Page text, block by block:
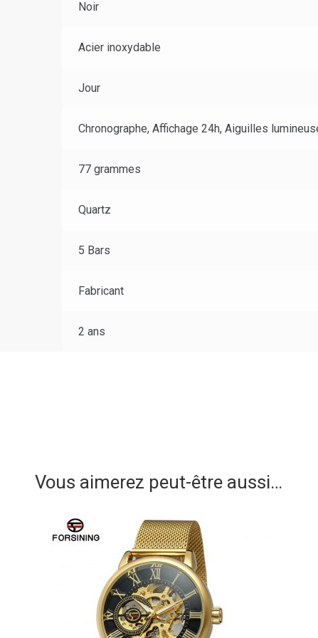
Noir
Acier inoxydable
Jour
Chronographe, Affichage 24h, Aiguilles
77 grammes
Quartz
5 Bars
Fabricant
2 ans
Vous aimerez peut-être aussi…